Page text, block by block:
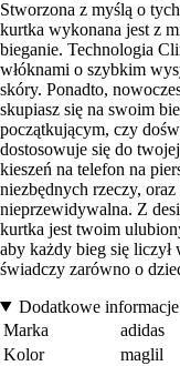
Stworzona z myślą o
kurtka wykonana jest z
bieganie. Technologia
włóknami o szybkim
skóry. Ponadto,
skupiasz się na swoim
początkującym, czy
dostosowuje się do
kieszeń na telefon na
niezbędnych rzeczy,
nieprzewidywalna. Z
kurtka jest twoim
aby każdy bieg się liczył
świadczy zarówno o
Dodatkowe informacje
Marka
adidas
Kolor
maglil